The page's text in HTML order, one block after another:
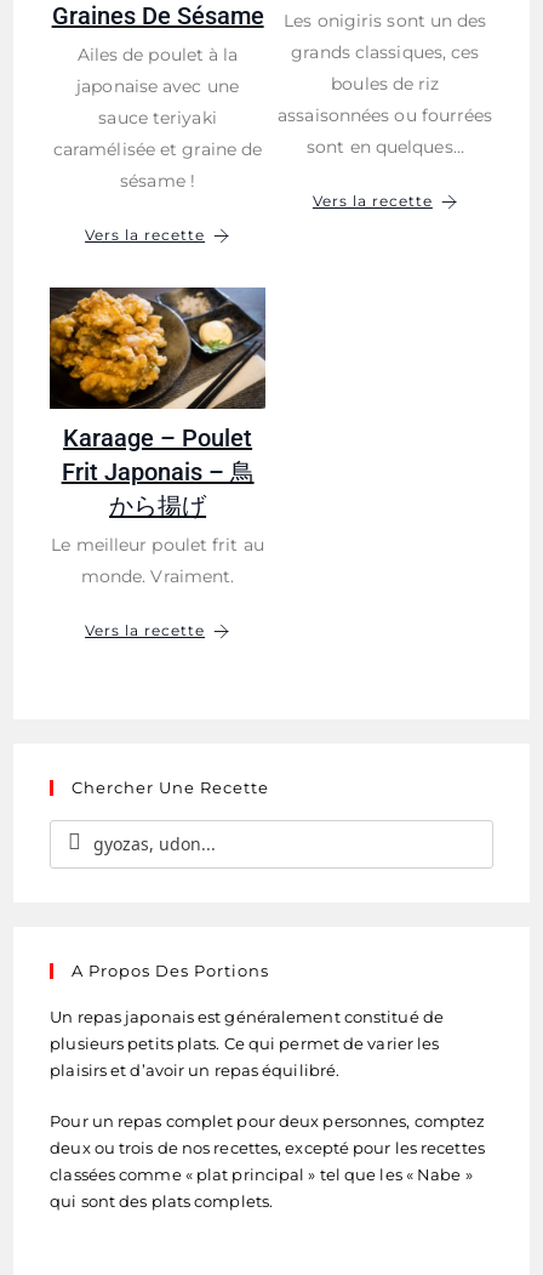
Graines De Sésame
Ailes de poulet à la
japonaise avec une
sauce teriyaki
caramélisée et graine de
sésame !
Vers la recette
Les onigiris sont un des
grands classiques, ces
boules de riz
assaisonnées ou fourrées
sont en quelques…
Vers la recette
Karaage – Poulet
Frit Japonais – 鳥
から揚げ
Le meilleur poulet frit au
monde. Vraiment.
Vers la recette
Chercher Une Recette
A Propos Des Portions
Un repas japonais est généralement constitué de
plusieurs petits plats. Ce qui permet de varier les
plaisirs et d’avoir un repas équilibré.
Pour un repas complet pour deux personnes, comptez
deux ou trois de nos recettes, excepté pour les recettes
classées comme « plat principal » tel que les « Nabe »
qui sont des plats complets.